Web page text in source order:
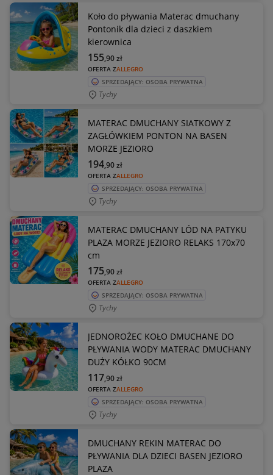
Koło do pływania Materac dmuchany
Pontonik dla dzieci z daszkiem
kierownica
OFERTA ZALLEGRO
155,90zł
SPRZEDAJĄCY: OSOBA PRYWATNA
Tychy
MATERAC DMUCHANY SIATKOWY Z
ZAGŁÓWKIEM PONTON NA BASEN
MORZE JEZIORO
OFERTA ZALLEGRO
194,90zł
SPRZEDAJĄCY: OSOBA PRYWATNA
Tychy
MATERAC DMUCHANY LÓD NA PATYKU
PLAZA MORZE JEZIORO RELAKS 170x70
cm
OFERTA ZALLEGRO
175,90zł
SPRZEDAJĄCY: OSOBA PRYWATNA
Tychy
JEDNOROŻEC KOŁO DMUCHANE DO
PŁYWANIA WODY MATERAC DMUCHANY
DUŻY KÓŁKO 90CM
OFERTA ZALLEGRO
117,90zł
SPRZEDAJĄCY: OSOBA PRYWATNA
Tychy
DMUCHANY REKIN MATERAC DO
PŁYWANIA DLA DZIECI BASEN JEZIORO
PLAZA